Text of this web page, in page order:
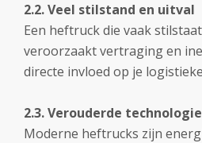
2.2. Veel stilstand en uitval
Een heftruck die vaak
veroorzaakt vertraging en
directe invloed op je
2.3. Verouderde technologie
Moderne heftrucks zijn